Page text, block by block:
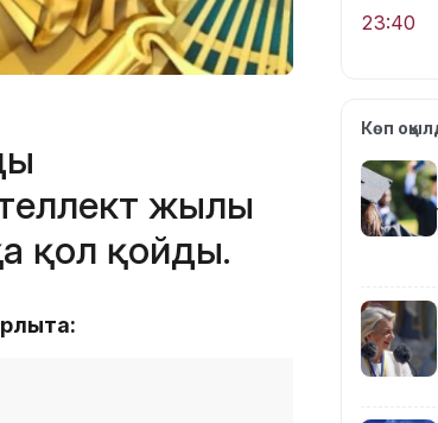
жылы
қол қойды.
23:40
21:59
21:00
Көп